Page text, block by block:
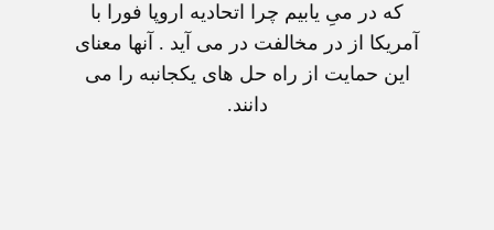
که در میِ يابيم چرا اتحاديه اروپا فورا با
آمريکا از در مخالفت در می آيد . آنها معنای
اين حمايت از راه حل های يکجانبه را می
دانند.